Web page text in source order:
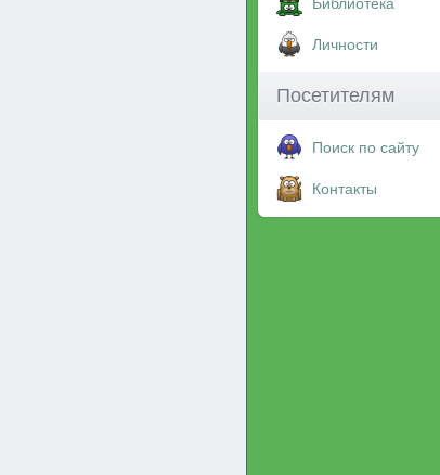
Личности
Посетителям
Поиск по сайту
Контакты